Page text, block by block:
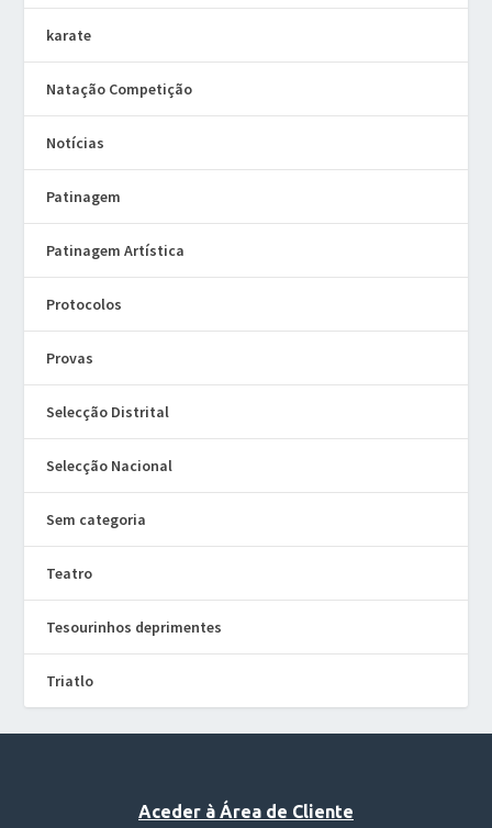
karate
Natação Competição
Notícias
Patinagem
Patinagem Artística
Protocolos
Provas
Selecção Distrital
Selecção Nacional
Sem categoria
Teatro
Tesourinhos deprimentes
Triatlo
Aceder à Área de Cliente